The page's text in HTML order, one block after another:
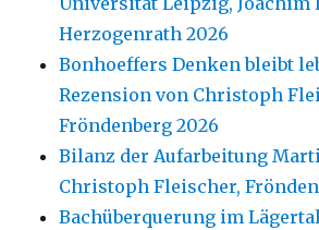
Herzogenrath 2026
Bonhoeffers Denken bleibt
Rezension von Christoph
Fröndenberg 2026
Bilanz der Aufarbeitung
Christoph Fleischer,
Bachüberquerung im